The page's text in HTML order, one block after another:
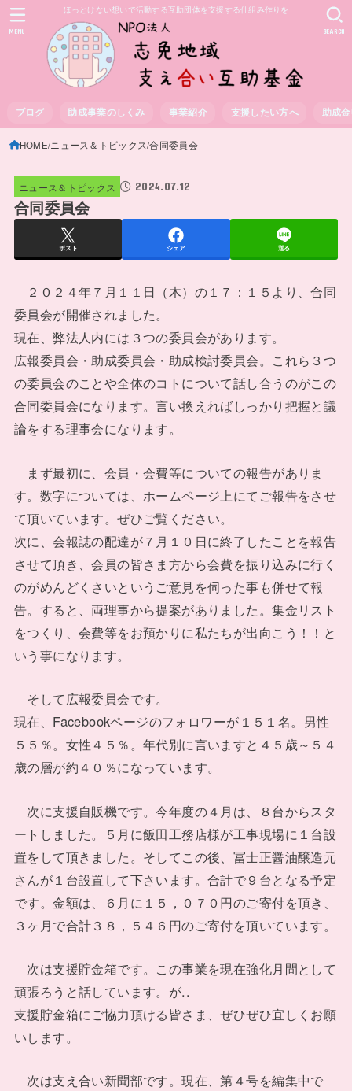
ほっとけない想いで活動する互助団体を支援する仕組み作りを
ブログ 助成事業のしくみ 事業紹介 支援したい方へ 助成
SEARCH
MENU
HOME ニュース＆トピックス 合同委員会
ニュース＆トピックス 2024.07.12
合同委員会
ポスト シェア 送る
２０２４年７月１１日（木）の１７：１５より、合同
委員会が開催されました。
現在、弊法人内には３つの委員会があります。
広報委員会・助成委員会・助成検討委員会。これら３つ
の委員会のことや全体のコトについて話し合うのがこの
合同委員会になります。言い換えればしっかり把握と議
論をする理事会になります。
まず最初に、会員・会費等についての報告がありま
す。数字については、ホームページ上にてご報告をさせ
て頂いています。ぜひご覧ください。
次に、会報誌の配達が７月１０日に終了したことを報告
させて頂き、会員の皆さま方から会費を振り込みに行く
のがめんどくさいというご意見を伺った事も併せて報
告。すると、両理事から提案がありました。集金リスト
をつくり、会費等をお預かりに私たちが出向こう！！と
いう事になります。
そして広報委員会です。
現在、Facebookページのフォロワーが１５１名。男性
５５％。女性４５％。年代別に言いますと４５歳～５４
歳の層が約４０％になっています。
次に支援自販機です。今年度の４月は、８台からスタ
ートしました。５月に飯田工務店様が工事現場に１台設
置をして頂きました。そしてこの後、冨士正醤油醸造元
さんが１台設置して下さいます。合計で９台となる予定
です。金額は、６月に１５，０７０円のご寄付を頂き、
３ヶ月で合計３８，５４６円のご寄付を頂いています。
次は支援貯金箱です。この事業を現在強化月間として
頑張ろうと話しています。が..
支援貯金箱にご協力頂ける皆さま、ぜひぜひ宜しくお願
いします。
次は支え合い新聞部です。現在、第４号を編集中で